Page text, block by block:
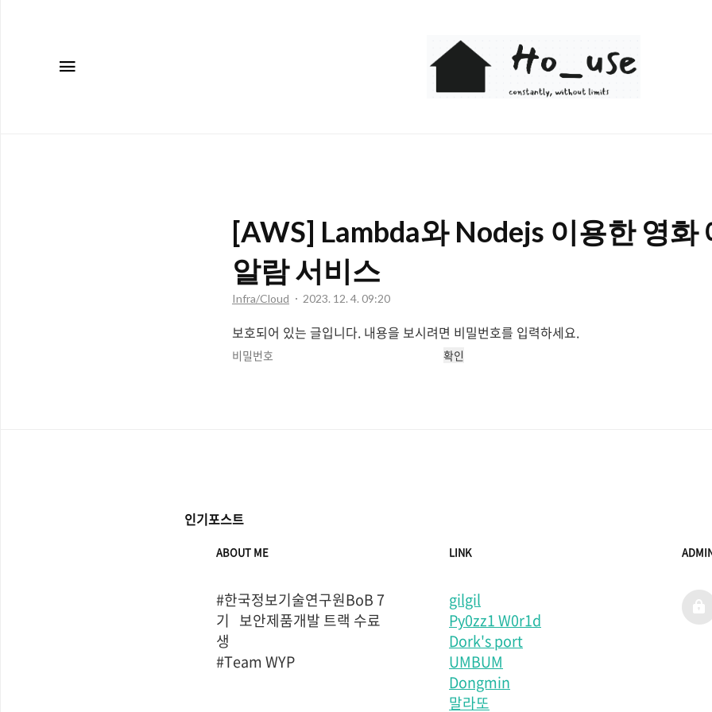
Ho_use
[AWS] Lambda와 Nodejs 이용한 영화
알람 서비스
Infra/Cloud 2023. 12. 4. 09:20
보호되어 있는 글입니다. 내용을 보시려면 비밀번호를 입력하세요.
확인
인기포스트
ABOUT ME
#한국정보기술연구원BoB 7
기   보안제품개발 트랙 수료
생
#Team WYP
LINK
gilgil
Py0zz1 W0r1d
Dork's port
UMBUM
Dongmin
말라또